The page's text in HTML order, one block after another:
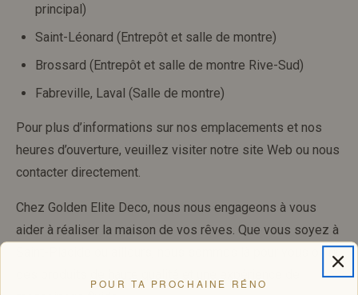
principal)
Saint-Léonard (Entrepôt et salle de montre)
Brossard (Entrepôt et salle de montre Rive-Sud)
Fabreville, Laval (Salle de montre)
Pour plus d’informations sur nos emplacements et nos
heures d’ouverture, veuillez visiter notre site Web ou nous
contacter directement.
Chez Golden Elite Deco, nous nous engageons à vous
aider à réaliser la maison de vos rêves. Que vous soyez à
Saint-Placide ou ailleurs, nous sommes là pour vous offrir
POUR TA PROCHAINE RÉNO